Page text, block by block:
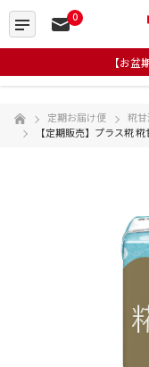
0
【お盆
定期お届け便 糀
【定期販売】プラス糀